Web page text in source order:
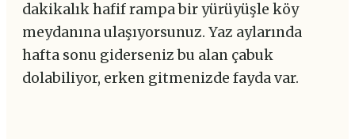
dakikalık hafif rampa bir yürüyüşle köy
meydanına ulaşıyorsunuz. Yaz aylarında
hafta sonu giderseniz bu alan çabuk
dolabiliyor, erken gitmenizde fayda var.